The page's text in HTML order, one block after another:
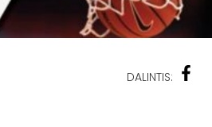
DALINTIS: